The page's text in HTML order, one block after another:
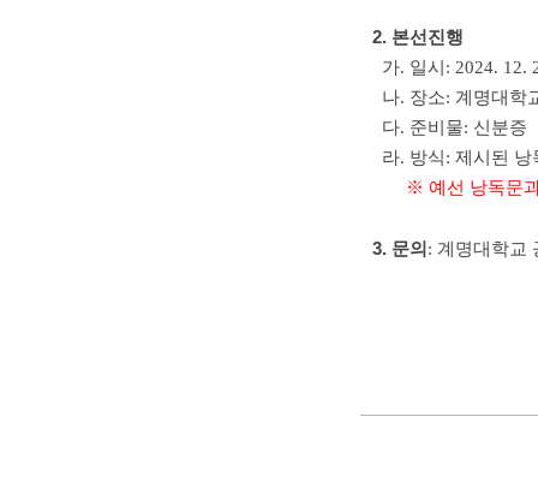
2. 본선진행
가. 일시: 2024. 12.
나. 장소: 계명대학
다. 준비물: 신분증
라. 방식: 제시된
※ 예선 낭독문
3. 문의: 계명대학교